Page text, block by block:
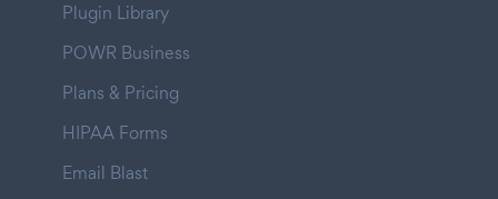
Plugin Library
POWR Business
Plans & Pricing
HIPAA Forms
Email Blast